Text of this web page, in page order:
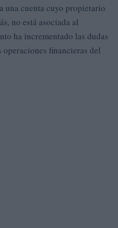
una cuenta cuyo propietario
no está asociada al
ha incrementado las dudas
operaciones financieras del